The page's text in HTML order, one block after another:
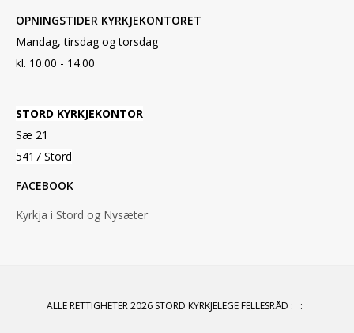
OPNINGSTIDER KYRKJEKONTORET
Mandag, tirsdag og torsdag
kl. 10.00 - 14.00
STORD KYRKJEKONTOR
Sæ 21
5417 Stord
FACEBOOK
Kyrkja i Stord og Nysæter
ALLE RETTIGHETER 2026 STORD KYRKJELEGE FELLESRÅD : :